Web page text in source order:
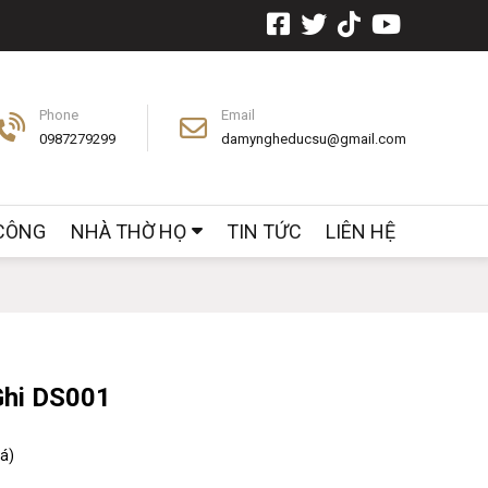
Phone
0987279299
Email
damyngheducsu@gmail.com
NHÀ THỜ HỌ TIN TỨC LIÊN HỆ
DS001